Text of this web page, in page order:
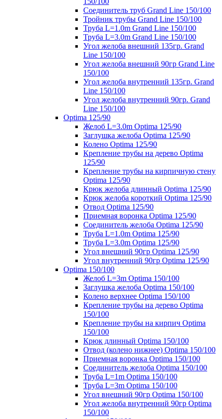
Соединитель труб Grand Line 150/100
Тройник трубы Grand Line 150/100
Труба L=1.0m Grand Line 150/100
Труба L=3.0m Grand Line 150/100
Угол желоба внешний 135гр. Grand
Line 150/100
Угол желоба внешний 90гр Grand Line
150/100
Угол желоба внутренний 135гр. Grand
Line 150/100
Угол желоба внутренний 90гр. Grand
Line 150/100
Optima 125/90
Желоб L=3.0m Optima 125/90
Заглушка желоба Optima 125/90
Колено Optima 125/90
Крепление трубы на дерево Optima
125/90
Крепление трубы на кирпичную стену
Optima 125/90
Крюк желоба длинный Optima 125/90
Крюк желоба короткий Optima 125/90
Отвод Optima 125/90
Приемная воронка Optima 125/90
Соединитель желоба Optima 125/90
Труба L=1.0m Optima 125/90
Труба L=3.0m Optima 125/90
Угол внешний 90гр Optima 125/90
Угол внутренний 90гр Optima 125/90
Optima 150/100
Желоб L=3m Optima 150/100
Заглушка желоба Optima 150/100
Колено верхнее Optima 150/100
Крепление трубы на дерево Optima
150/100
Крепление трубы на кирпич Optima
150/100
Крюк длинный Optima 150/100
Отвод (колено нижнее) Optima 150/100
Приемная воронка Optima 150/100
Соединитель желоба Optima 150/100
Труба L=1m Optima 150/100
Труба L=3m Optima 150/100
Угол внешний 90гр Optima 150/100
Угол желоба внутренний 90гр Optima
150/100